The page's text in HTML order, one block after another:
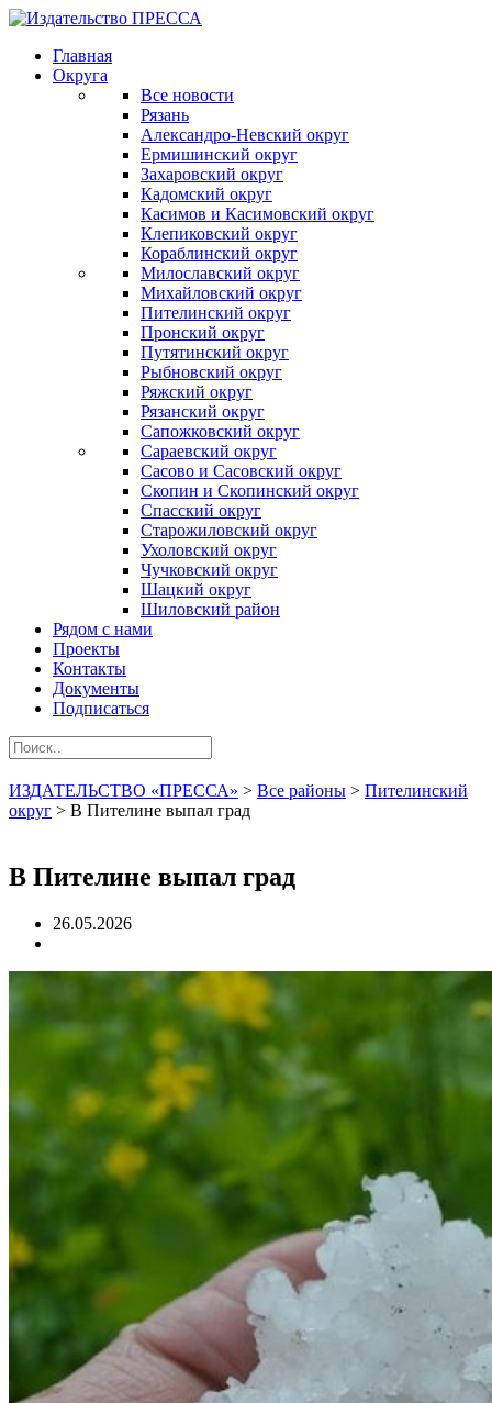
Главная
Округа
Все новости
Рязань
Александро-Невский округ
Ермишинский округ
Захаровский округ
Кадомский округ
Касимов и Касимовский округ
Клепиковский округ
Кораблинский округ
Милославский округ
Михайловский округ
Пителинский округ
Пронский округ
Путятинский округ
Рыбновский округ
Ряжский округ
Рязанский округ
Сапожковский округ
Сараевский округ
Сасово и Сасовский округ
Скопин и Скопинский округ
Спасский округ
Старожиловский округ
Ухоловский округ
Чучковский округ
Шацкий округ
Шиловский район
Рядом с нами
Проекты
Контакты
Документы
Подписаться
ИЗДАТЕЛЬСТВО «ПРЕССА» > Все районы > Пителинский
округ > В Пителине выпал град
В Пителине выпал град
26.05.2026